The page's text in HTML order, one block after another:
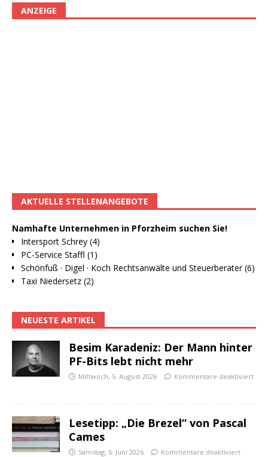
ANZEIGE
AKTUELLE STELLENANGEBOTE
Namhafte Unternehmen in Pforzheim suchen Sie!
Intersport Schrey (4)
PC-Service Staffl (1)
Schönfuß · Digel · Koch Rechtsanwälte und Steuerberater (6)
Taxi Niedersetz (2)
NEUESTE ARTIKEL
Besim Karadeniz: Der Mann hinter
PF-Bits lebt nicht mehr
Mittwoch, 5. August 2026 Kommentare deaktiviert
Lesetipp: „Die Brezel“ von Pascal
Cames
Samstag, 6. Juni 2026 Kommentare deaktiviert